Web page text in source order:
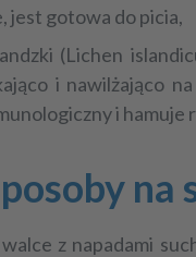
jest gotowa do picia,
(Lichen
i nawilżająco
i hamuje
na
z napadami